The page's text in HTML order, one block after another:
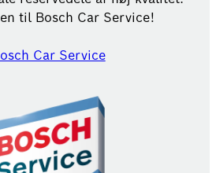
til Bosch Car Service!
Car Service